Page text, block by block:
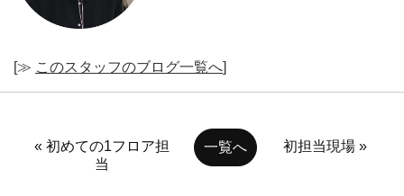
[≫ このスタッフのブログ一覧へ]
« 初めての1フロア担
当
一覧へ 初担当現場 »